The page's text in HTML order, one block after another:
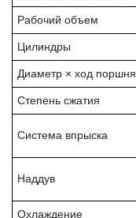
Рабочий объем
Цилиндры
Диаметр × ход поршня
Степень сжатия
Система впрыска
Наддув
Охлаждение